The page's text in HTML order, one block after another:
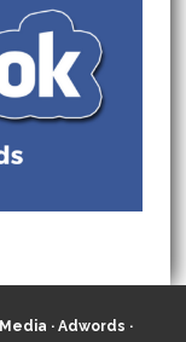
· Adwords ·